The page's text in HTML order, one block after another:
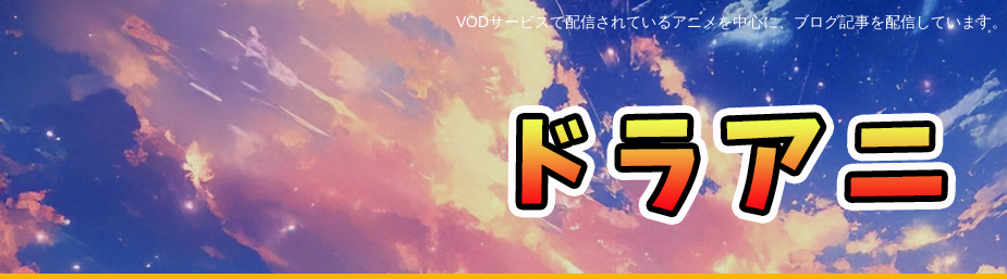
VODサービスで配信されているアニメを中心に、ブログ記事を配信しています。